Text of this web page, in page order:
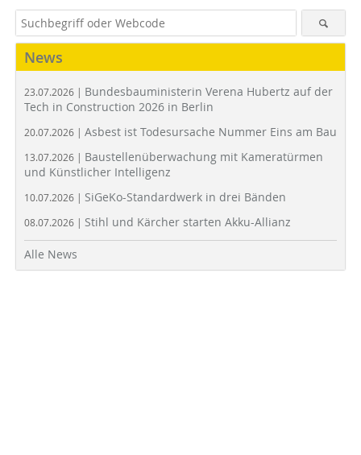
News
23.07.2026 | Bundesbauministerin Verena Hubertz auf der
Tech in Construction 2026 in Berlin
20.07.2026 | Asbest ist Todesursache Nummer Eins am Bau
13.07.2026 | Baustellenüberwachung mit Kameratürmen
und Künstlicher Intelligenz
10.07.2026 | SiGeKo-Standardwerk in drei Bänden
08.07.2026 | Stihl und Kärcher starten Akku-Allianz
Alle News